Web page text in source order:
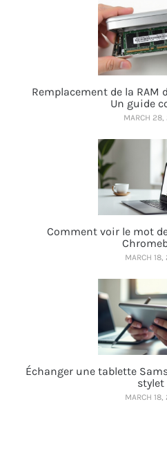
Remplacement de la RAM
Un guide
MARCH
Comment voir le mot
MARCH
Échanger une tablette
stylet
MARCH